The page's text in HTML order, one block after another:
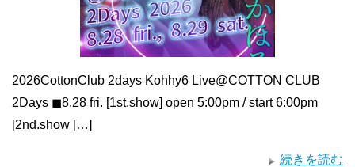
2026CottonClub 2days Kohhy6 Live@COTTON CLUB
2Days ◼︎8.28 fri. [1st.show] open 5:00pm / start 6:00pm
[2nd.show […]
続きを読む